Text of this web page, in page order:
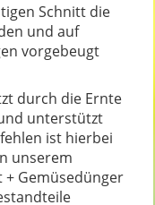
Schnitt die
und auf
vorgebeugt
durch die Ernte
unterstützt
ist hierbei
unserem
+ Gemüsedünger